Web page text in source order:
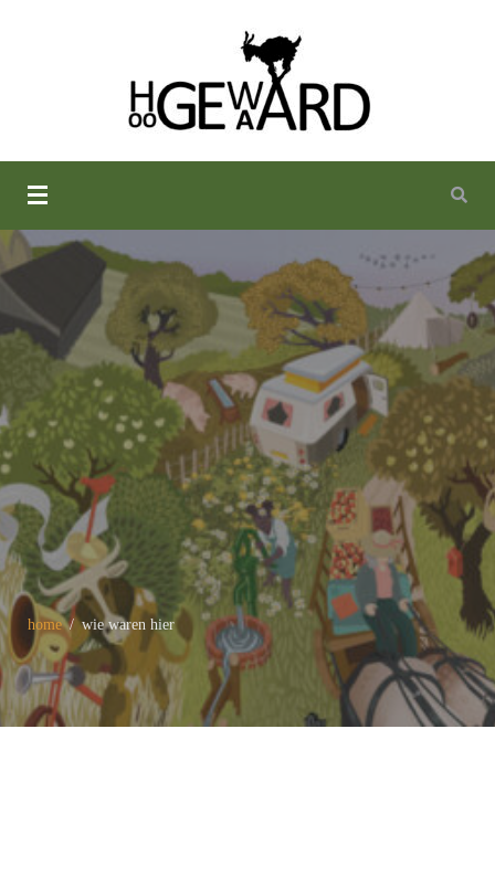
Camping De Hoogewaard in
home wie waren hier